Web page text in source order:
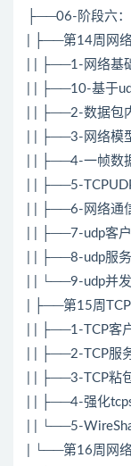
├──06-阶段六
| ├──第14周网
| | ├──1-网络基
| | ├──10-基于
| | ├──2-数据包
| | ├──3-网络模
| | ├──4-一帧数
| | ├──5- TCP
| | ├──6-网络通
| | ├──7-udp客
| | ├──8-udp服
| | └──9-udp并
| ├──第15周
TCP
| | ├──1- TCP客
| | ├──2-TCP服
| | ├──3-TCP粘
| | ├──4-强化
| | └──5-
| └──第16周网